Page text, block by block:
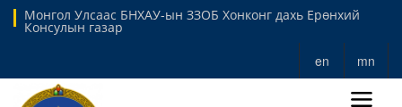
Монгол Улсаас БНХАУ-ын ЗЗОБ Хонконг дахь Ерөнхий
Консулын газар
en mn